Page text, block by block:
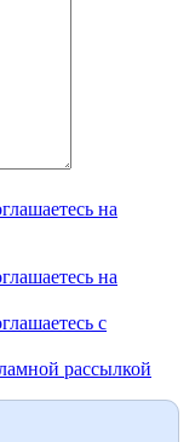
на
на
c
рассылкой